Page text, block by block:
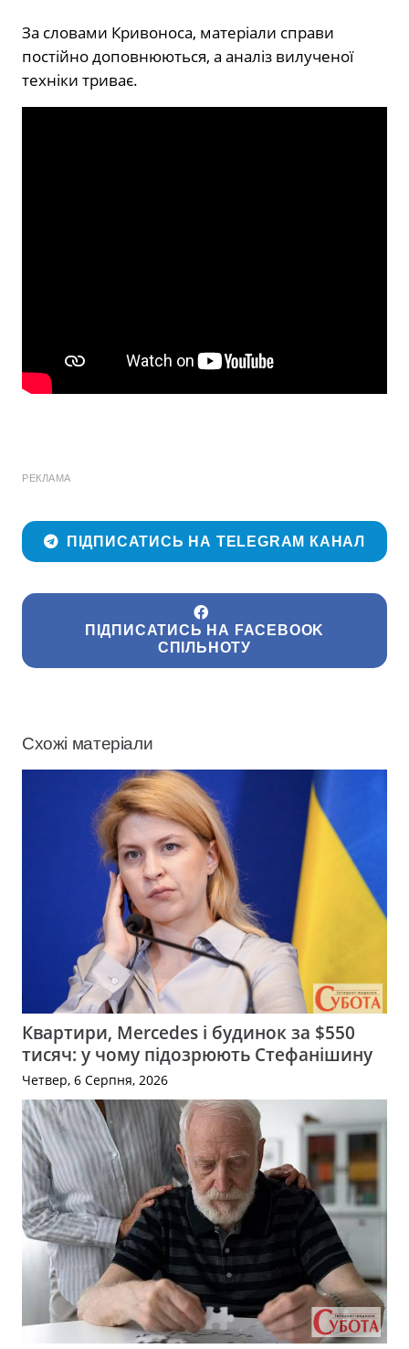
За словами Кривоноса, матеріали справи
постійно доповнюються, а аналіз вилученої
техніки триває.
РЕКЛАМА
ПІДПИСАТИСЬ НА TELEGRAM КАНАЛ
ПІДПИСАТИСЬ НА FACEBOOK
СПІЛЬНОТУ
Схожі матеріали
Квартири, Mercedes і будинок за $550
тисяч: у чому підозрюють Стефанішину
Четвер, 6 Серпня, 2026